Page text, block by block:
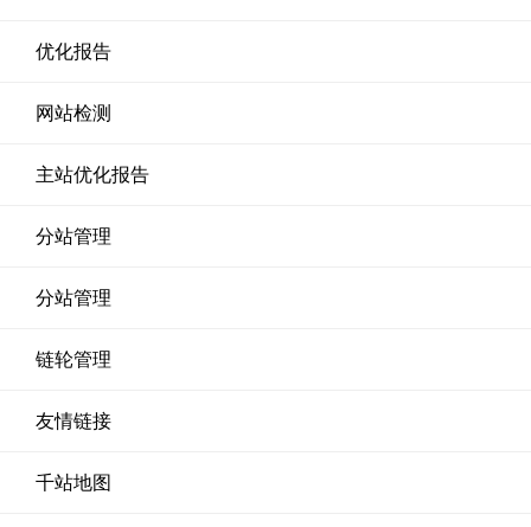
优化报告
网站检测
主站优化报告
分站管理
分站管理
链轮管理
友情链接
千站地图